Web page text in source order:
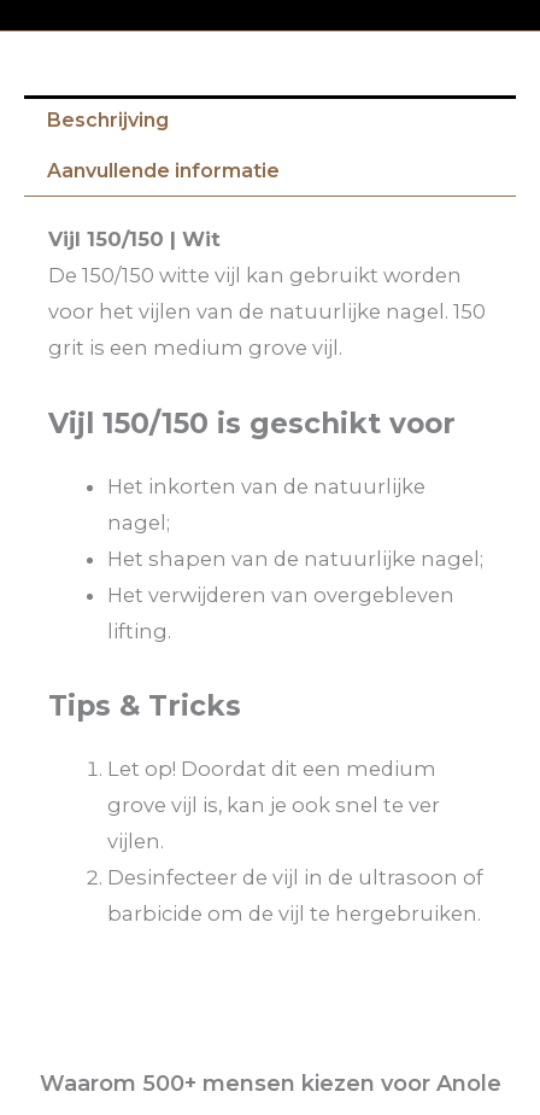
Beschrijving
Aanvullende informatie
Vijl 150/150 | Wit
De 150/150 witte vijl kan gebruikt worden
voor het vijlen van de natuurlijke nagel. 150
grit is een medium grove vijl.
Vijl 150/150 is geschikt voor
Het inkorten van de natuurlijke
nagel;
Het shapen van de natuurlijke nagel;
Het verwijderen van overgebleven
lifting.
Tips & Tricks
Let op! Doordat dit een medium
grove vijl is, kan je ook snel te ver
vijlen.
Desinfecteer de vijl in de ultrasoon of
barbicide om de vijl te hergebruiken.
Waarom 500+ mensen kiezen voor Anole